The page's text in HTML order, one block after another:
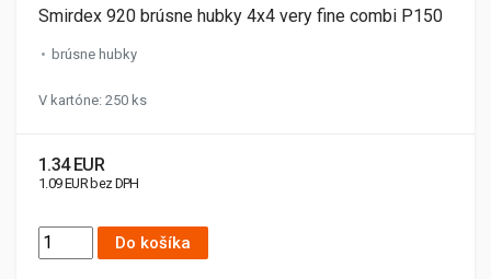
Smirdex 920 brúsne hubky 4x4 very fine combi P150
brúsne hubky
V kartóne: 250 ks
1.34 EUR
1.09 EUR bez DPH
Do košíka